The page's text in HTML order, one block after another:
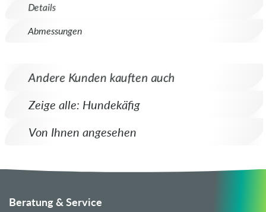
Details
Abmessungen
Andere Kunden kauften auch
Zeige alle: Hundekäfig
Von Ihnen angesehen
Beratung & Service